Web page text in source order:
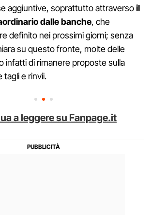
aggiuntive, soprattutto attraversoil
dalle banche, che
definito nei prossimi giorni; senza
su questo fronte, molte delle
infatti di rimanere proposte sulla
tagli e rinvii.
a leggere su Fanpage.it